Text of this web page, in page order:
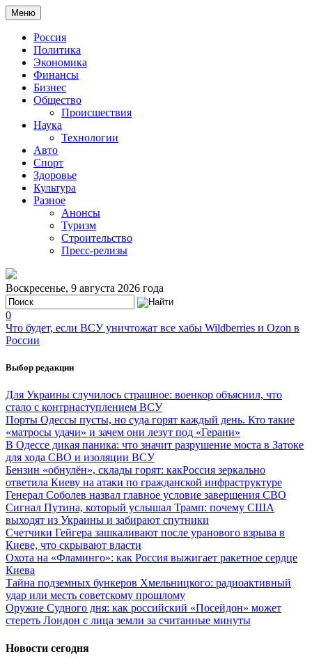
Меню
Россия
Политика
Экономика
Финансы
Бизнес
Общество
Происшествия
Наука
Технологии
Авто
Спорт
Здоровье
Культура
Разное
Анонсы
Туризм
Строительство
Пресс-релизы
Воскресенье, 9 августа 2026 года
0
Что будет, если ВСУ уничтожат все хабы Wildberries и Ozon в
России
Выбор редакции
Для Украины случилось страшное: военкор объяснил, что
стало с контрнаступлением ВСУ
Порты Одессы пусты, но суда горят каждый день. Кто такие
«матросы удачи» и зачем они лезут под «Герани»
В Одессе дикая паника: что значит разрушение моста в Затоке
для хода СВО и изоляции ВСУ
Бензин «обнулён», склады горят: какРоссия зеркально
ответила Киеву на атаки по гражданской инфраструктуре
Генерал Соболев назвал главное условие завершения СВО
Сигнал Путина, который услышал Трамп: почему США
выходят из Украины и забирают спутники
Счетчики Гейгера зашкаливают после уранового взрыва в
Киеве, что скрывают власти
Охота на «Фламинго»: как Россия выжигает ракетное сердце
Киева
Тайна подземных бункеров Хмельницкого: радиоактивный
удар или месть советскому прошлому
Оружие Судного дня: как российский «Посейдон» может
стереть Лондон с лица земли за считанные минуты
Новости сегодня